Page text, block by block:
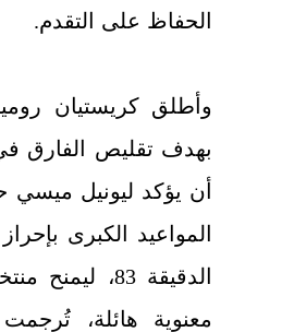
الحفاظ على التقدم.
وأطلق كريستيان
أن يؤكد ليونيل ميسي
المواعيد الكبرى
الدقيقة 83،
معنوية هائلة،